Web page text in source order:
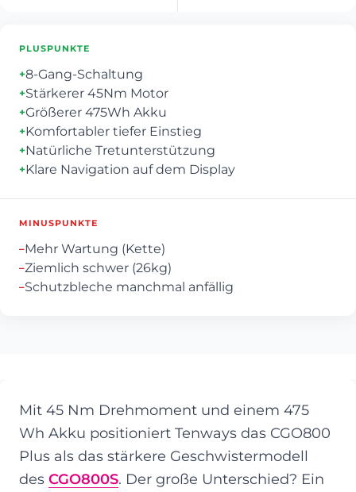
PLUSPUNKTE
+8-Gang-Schaltung
+Stärkerer 45Nm Motor
+Größerer 475Wh Akku
+Komfortabler tiefer Einstieg
+Natürliche Tretunterstützung
+Klare Navigation auf dem Display
MINUSPUNKTE
–Mehr Wartung (Kette)
–Ziemlich schwer (26kg)
–Schutzbleche manchmal anfällig
Mit 45 Nm Drehmoment und einem 475
Wh Akku positioniert Tenways das CGO800
Plus als das stärkere Geschwistermodell
des CGO800S. Der große Unterschied? Ein